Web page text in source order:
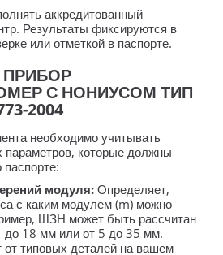
аккредитованный
Результаты фиксируются в
или отметкой в паспорте.
ПРИБОР
С НОНИУСОМ ТИП
2004
необходимо учитывать
параметров, которые должны
модуля: Определяет,
с каким модулем (m) можно
ШЗН может быть рассчитан
до 18 мм или от 5 до 35 мм.
от типовых деталей на вашем